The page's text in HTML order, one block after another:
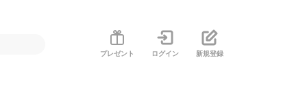
プレゼント ログイン 新規登録